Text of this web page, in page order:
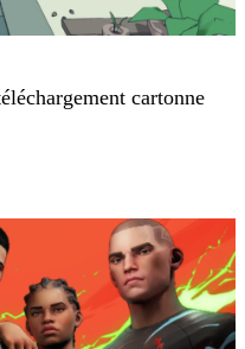
cartonne